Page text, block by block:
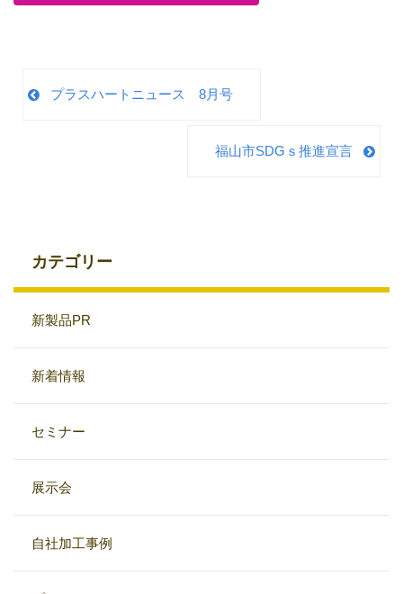
プラスハートニュース 8月号
福山市SDGｓ推進宣言
カテゴリー
新製品PR
新着情報
セミナー
展示会
自社加工事例